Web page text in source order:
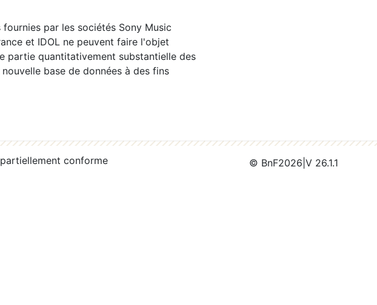
par les sociétés Sony Music
et IDOL ne peuvent faire l'objet
partie quantitativement substantielle des
base de données à des fins
conforme © BnF2026 V 26.1.1